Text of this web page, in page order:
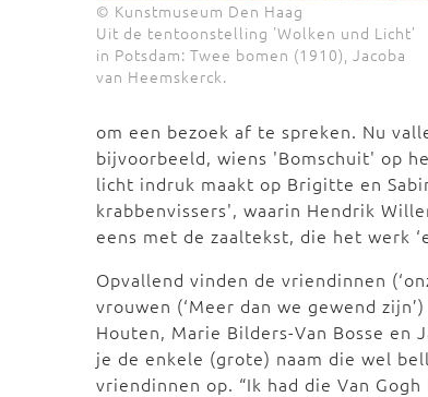
© Kunstmuseum Den Haag
Uit de tentoonstelling 'Wolken und Licht’
in Potsdam: Twee bomen (1910), Jacoba
van Heemskerck.
om een bezoek af te spreken. Nu
bijvoorbeeld, wiens 'Bomschuit' op
licht indruk maakt op Brigitte en
krabbenvissers', waarin Hendrik
eens met de zaaltekst, die het werk
Opvallend vinden de vriendinnen
vrouwen (‘Meer dan we gewend
Houten, Marie Bilders-Van Bosse en
je de enkele (grote) naam die wel
vriendinnen op. “Ik had die Van